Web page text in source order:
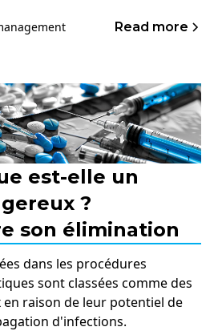
Read more
est-elle un
?
son élimination
dans les procédures
sont classées comme des
raison de leur potentiel de
d'infections.